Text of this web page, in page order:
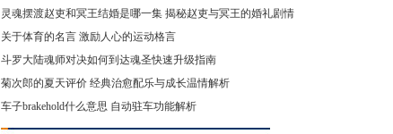
灵魂摆渡赵吏和冥王结婚是哪一集 揭秘赵吏与冥王的婚礼剧情
关于体育的名言 激励人心的运动格言
斗罗大陆魂师对决如何到达魂圣快速升级指南
菊次郎的夏天评价 经典治愈配乐与成长温情解析
车子brakehold什么意思 自动驻车功能解析